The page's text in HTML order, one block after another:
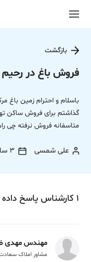
بازگشت
فروش باغ در رحیم
متاسفانه فروش نرفته چی
علی شمسی 3 سال پیش
1 کارشناس پاسخ
مهندس مهدی
مشاور املاک